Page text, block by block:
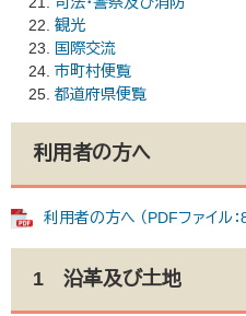
観光
国際交流
市町村便覧
都道府県便覧
利用者の方へ
利用者の方へ （PDFファイル：
1 沿革及び土地